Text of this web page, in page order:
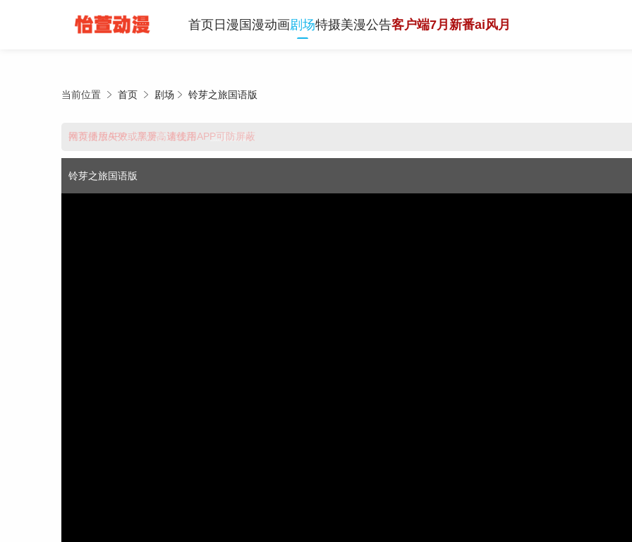
首页日漫 国漫动画剧场特摄美漫公告客户端7月新番ai风月
当前位置 首页 剧场 铃芽之旅国语版
推荐使用APP，享受高速线路 点击下载
网页播放失效或黑屏，请使用APP可防屏蔽
铃芽之旅国语版